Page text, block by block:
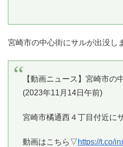
宮崎市の中心街にサルが出没し
【動画ニュース】宮崎市の
(2023年11月14日午前)
宮崎市橘通西４丁目付近に
動画はこちら▽ https://t.co/